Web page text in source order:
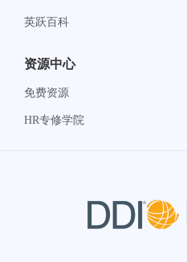
英跃百科
资源中心
免费资源
HR专修学院